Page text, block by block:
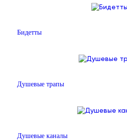
Бидетты
Душевые трапы
Душевые каналы